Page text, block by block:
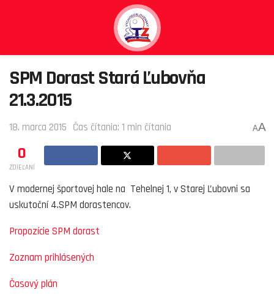
SPM Dorast Stará Ľubovňa
21.3.2015
18. marca 2015 Čas čítania: 1 min čítania AA
0
ZDIEĽANÍ
V modernej športovej hale na Tehelnej 1, v Starej Ľubovni sa
uskutoční 4.SPM dorastencov.
Propozície SPM dorast
Zoznam prihlásených
Časový plán